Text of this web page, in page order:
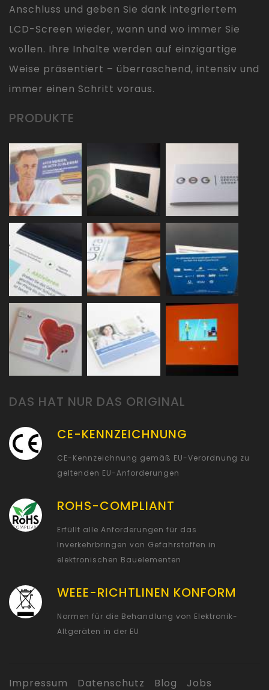
Anschluss und geben Sie dank integriertem
LCD-Screen wieder, wann und wo immer Sie
wollen. Ihre Inhalte werden auf einzigartige
Weise präsentiert – überraschend, intensiv und
immer einen Schritt voraus.
PRODUKTE
DAS HAT NUR DAS ORIGINAL
CE-KENNZEICHNUNG
CE-Kennzeichnung gemäß EU-Verordnung zu
geltenden EU-Anforderungen
ROHS-COMPLIANT
Erfüllt alle Anforderungen für das
Inverkehrbringen von Gefahrstoffen in
elektronischen Bauelementen
WEEE-RICHTLINEN KONFORM
Normen für die Behandlung von Elektronik-
Altgeräten in der EU
Impressum Datenschutz Blog Jobs